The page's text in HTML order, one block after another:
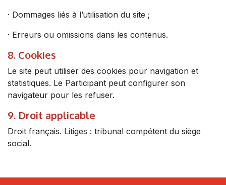
· Dommages liés à l’utilisation du site ;
· Erreurs ou omissions dans les contenus.
8. Cookies
Le site peut utiliser des cookies pour navigation et
statistiques. Le Participant peut configurer son
navigateur pour les refuser.
9. Droit applicable
Droit français. Litiges : tribunal compétent du siège
social.